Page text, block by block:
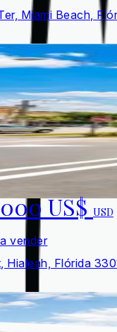
Miami Beach,
US$USD
vender
Hialeah, Flórida